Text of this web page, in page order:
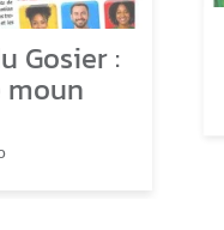
Gosier :
moun